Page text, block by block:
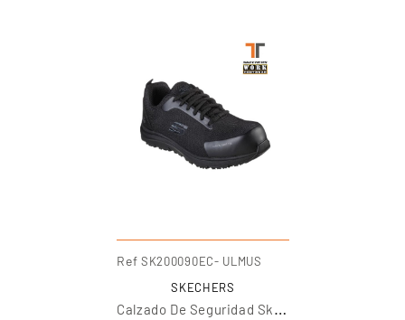
Ref SK200090EC- ULMUS
SKECHERS
C
Alzado De Seguridad Skechers Work